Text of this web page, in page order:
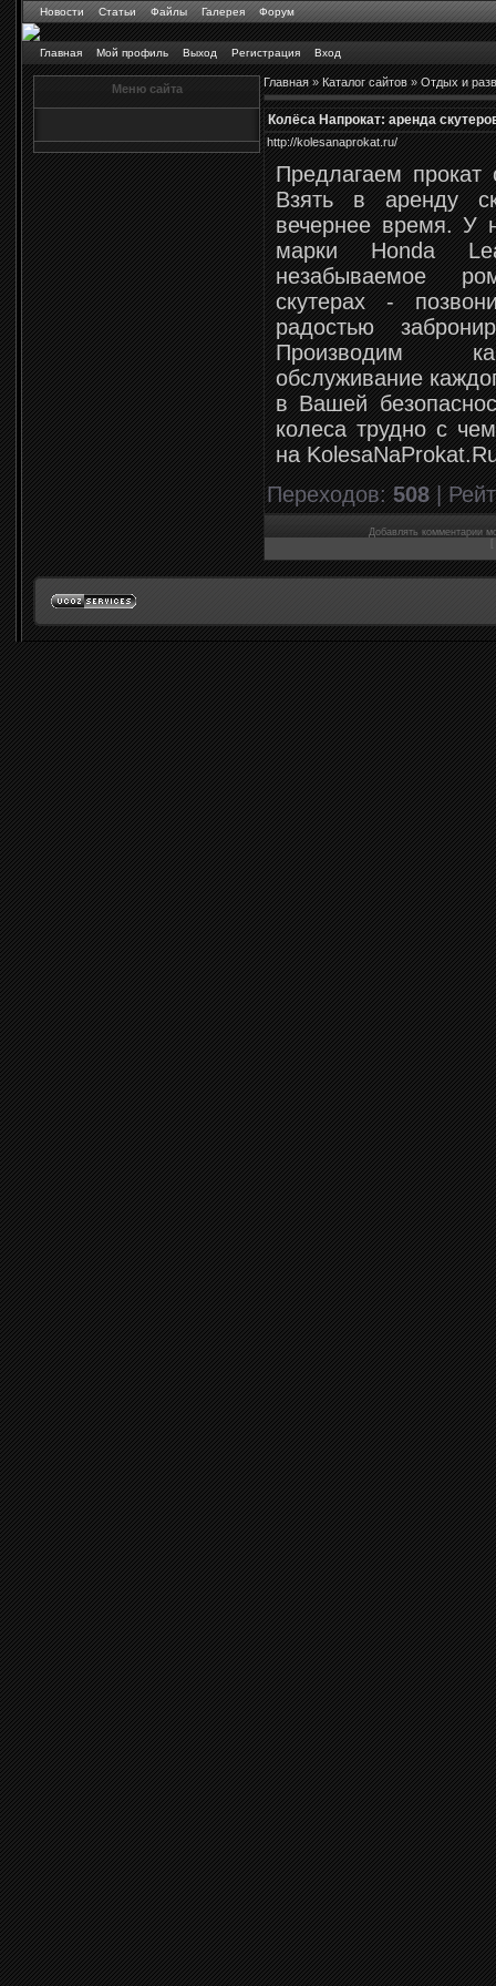
Новости Статьи Файлы Галерея Форум
Главная Мой профиль Выход Регистрация Вход
Меню сайта Главная»Каталог сайтов»Отдых и
Колёса Напрокат: аренда
http://kolesanaprokat.ru/
Предлагаем прокат
Взять в аренду
вечернее время. У
марки Honda
незабываемое
скутерах -
радостью
Производим
обслуживание
в Вашей
колеса трудно с
на
Переходов:508|
Добавлять комментарии